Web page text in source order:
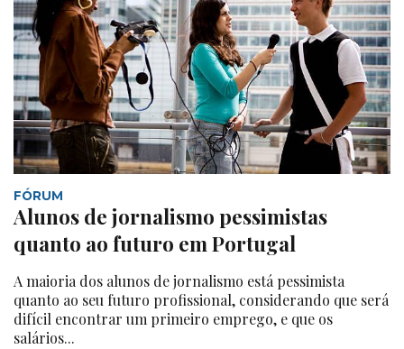
FÓRUM
Alunos de jornalismo pessimistas
quanto ao futuro em Portugal
A maioria dos alunos de jornalismo está pessimista
quanto ao seu futuro profissional, considerando que será
difícil encontrar um primeiro emprego, e que os
salários...